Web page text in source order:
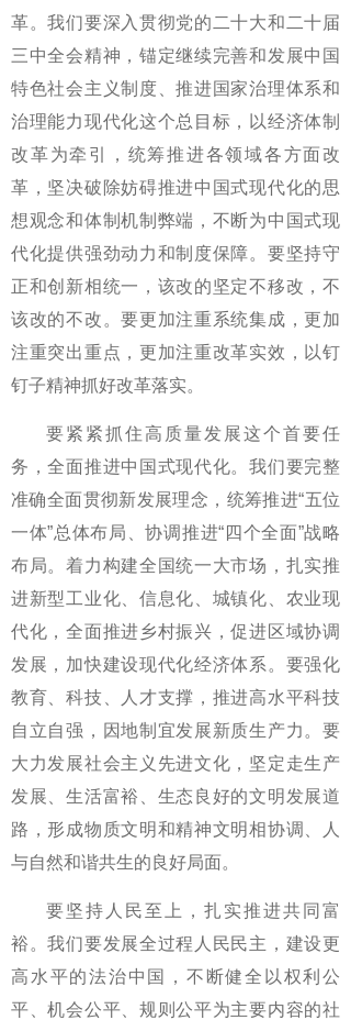
革。我们要深入贯彻党的二十大和二十届
三中全会精神，锚定继续完善和发展中国
特色社会主义制度、推进国家治理体系和
治理能力现代化这个总目标，以经济体制
改革为牵引，统筹推进各领域各方面改
革，坚决破除妨碍推进中国式现代化的思
想观念和体制机制弊端，不断为中国式现
代化提供强劲动力和制度保障。要坚持守
正和创新相统一，该改的坚定不移改，不
该改的不改。要更加注重系统集成，更加
注重突出重点，更加注重改革实效，以钉
钉子精神抓好改革落实。
要紧紧抓住高质量发展这个首要任
务，全面推进中国式现代化。我们要完整
准确全面贯彻新发展理念，统筹推进“五位
一体”总体布局、协调推进“四个全面”战略
布局。着力构建全国统一大市场，扎实推
进新型工业化、信息化、城镇化、农业现
代化，全面推进乡村振兴，促进区域协调
发展，加快建设现代化经济体系。要强化
教育、科技、人才支撑，推进高水平科技
自立自强，因地制宜发展新质生产力。要
大力发展社会主义先进文化，坚定走生产
发展、生活富裕、生态良好的文明发展道
路，形成物质文明和精神文明相协调、人
与自然和谐共生的良好局面。
要坚持人民至上，扎实推进共同富
裕。我们要发展全过程人民民主，建设更
高水平的法治中国，不断健全以权利公
平、机会公平、规则公平为主要内容的社